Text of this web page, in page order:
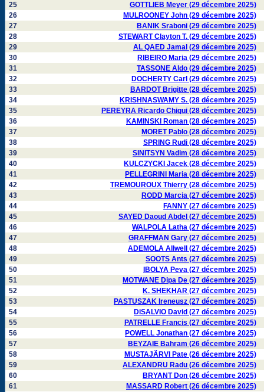
25
GOTTLIEB Meyer (29 décembre 2025)
26
MULROONEY John (29 décembre 2025)
27
BANIK Sraboni (29 décembre 2025)
28
STEWART Clayton T. (29 décembre 2025)
29
AL QAED Jamal (29 décembre 2025)
30
RIBEIRO Maria (29 décembre 2025)
31
TASSONE Aldo (29 décembre 2025)
32
DOCHERTY Carl (29 décembre 2025)
33
BARDOT Brigitte (28 décembre 2025)
34
KRISHNASWAMY S. (28 décembre 2025)
35
PEREYRA Ricardo Chiqui (28 décembre 2025)
36
KAMINSKI Roman (28 décembre 2025)
37
MORET Pablo (28 décembre 2025)
38
SPRING Rudi (28 décembre 2025)
39
SINITSYN Vadim (28 décembre 2025)
40
KULCZYCKI Jacek (28 décembre 2025)
41
PELLEGRINI Maria (28 décembre 2025)
42
TREMOUROUX Thierry (28 décembre 2025)
43
RODD Marcia (27 décembre 2025)
44
FANNY (27 décembre 2025)
45
SAYED Daoud Abdel (27 décembre 2025)
46
WALPOLA Latha (27 décembre 2025)
47
GRAFFMAN Gary (27 décembre 2025)
48
ADEMOLA Allwell (27 décembre 2025)
49
SOOTS Ants (27 décembre 2025)
50
IBOLYA Peva (27 décembre 2025)
51
MOTWANE Dipa De (27 décembre 2025)
52
K. SHEKHAR (27 décembre 2025)
53
PASTUSZAK Ireneusz (27 décembre 2025)
54
DiSALVIO David (27 décembre 2025)
55
PATRELLE Francis (27 décembre 2025)
56
POWELL Jonathan (27 décembre 2025)
57
BEYZAIE Bahram (26 décembre 2025)
58
MUSTAJÄRVI Pate (26 décembre 2025)
59
ALEXANDRU Radu (26 décembre 2025)
60
BRYANT Don (26 décembre 2025)
61
MASSARD Robert (26 décembre 2025)